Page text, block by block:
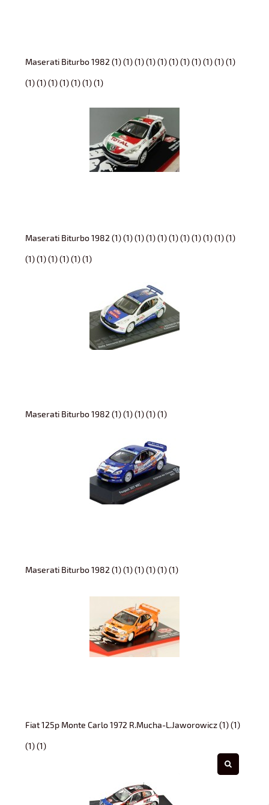
Maserati Biturbo 1982 (1) (1) (1) (1) (1) (1) (1) (1) (1) (1) (1)
(1) (1) (1) (1) (1) (1) (1)
Maserati Biturbo 1982 (1) (1) (1) (1) (1) (1) (1) (1) (1) (1) (1)
(1) (1) (1) (1) (1) (1)
Maserati Biturbo 1982 (1) (1) (1) (1) (1)
Maserati Biturbo 1982 (1) (1) (1) (1) (1) (1)
Fiat 125p Monte Carlo 1972 R.Mucha-L.Jaworowicz (1) (1)
(1) (1)